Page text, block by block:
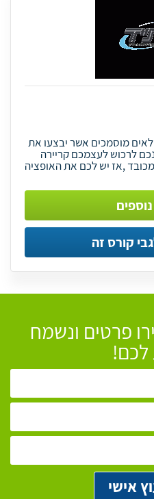
מוסמכים אשר יבצעו את
לרכוש לעצמכם קריירה
,אז יש לכם את האופציה
קורס זה
פרטים ונשמח
לכם!